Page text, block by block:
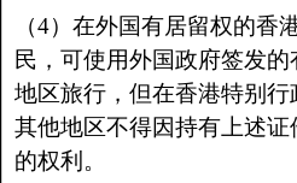
（4）在外国有居留权的香
民，可使用外国政府签发
地区旅行，但在香港特别
其他地区不得因持有上述
的权利。